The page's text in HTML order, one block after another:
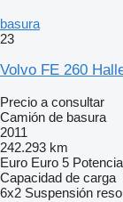
basura
23
Volvo FE 260
Precio a consultar
Camión de basura
2011
242.293 km
Euro Euro 5 Potencia
Capacidad de carga
6x2 Suspensión